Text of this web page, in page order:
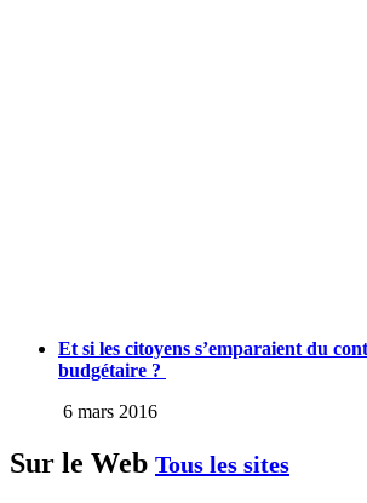
Et si les citoyens s’emparaient du
budgétaire ?
6 mars 2016
Sur le Web Tous les sites